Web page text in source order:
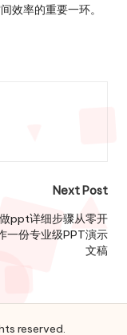
效率的重要一环。
Next Post
ppt详细步骤从零开
一份专业级PPT演示
文稿
reserved.